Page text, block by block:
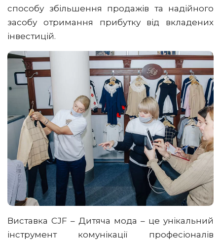
способу збільшення продажів та надійного
засобу отримання прибутку від вкладених
інвестицій.
Виставка CJF – Дитяча мода – це унікальний
інструмент комунікації професіоналів